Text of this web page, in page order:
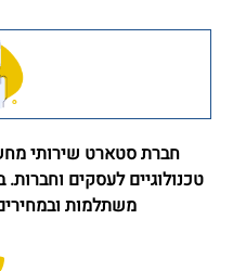
חברת סטארט שירותי
טכנולוגיים לעסקים וחברות.
משתלמות